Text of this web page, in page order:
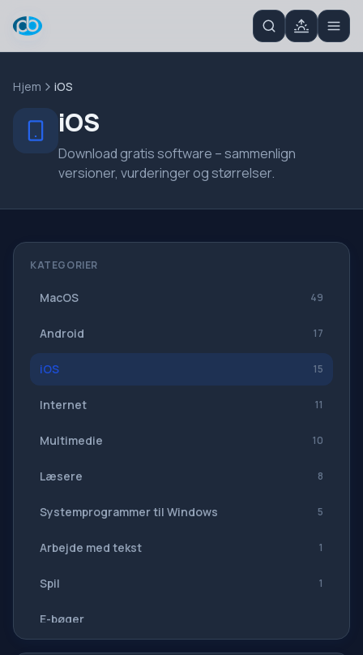
Hjem iOS
iOS
Download gratis software – sammenlign
versioner, vurderinger og størrelser.
KATEGORIER
MacOS 49
Android 17
iOS 15
Internet 11
Multimedie 10
Læsere 8
Systemprogrammer til Windows 5
Arbejde med tekst 1
Spil 1
E-bøger